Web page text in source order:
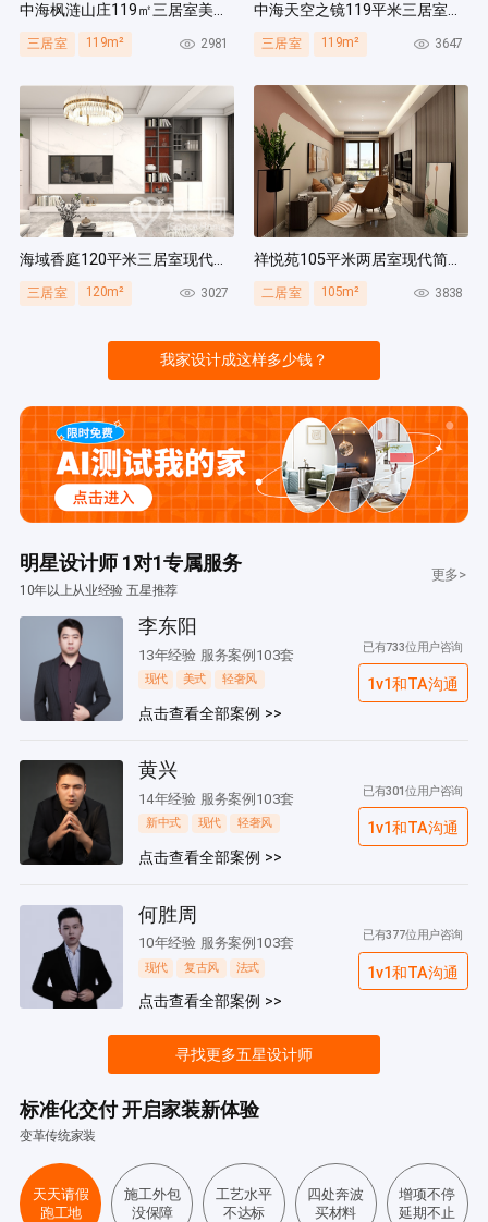
中海枫涟山庄119㎡三居室美式风装修案例
三居室 119m² 2981
中海天空之镜119平米三居室北欧风装修案例
三居室 119m² 3647
海域香庭120平米三居室现代简约风装修案例
三居室 120m² 3027
祥悦苑105平米两居室现代简约风装修案例
二居室 105m² 3838
我家设计成这样多少钱？
明星设计师 1对1专属服务
10年以上从业经验 五星推荐
更多>
李东阳
13年经验 服务案例103套
现代 美式 轻奢风
点击查看全部案例 >>
已有733位用户咨询
1v1和TA沟通
黄兴
14年经验 服务案例103套
新中式 现代 轻奢风
点击查看全部案例 >>
已有301位用户咨询
1v1和TA沟通
何胜周
10年经验 服务案例103套
现代 复古风 法式
点击查看全部案例 >>
已有377位用户咨询
1v1和TA沟通
寻找更多五星设计师
标准化交付 开启家装新体验
变革传统家装
天天请假
跑工地
施工外包
没保障
工艺水平
不达标
四处奔波
买材料
增项不停
延期不止